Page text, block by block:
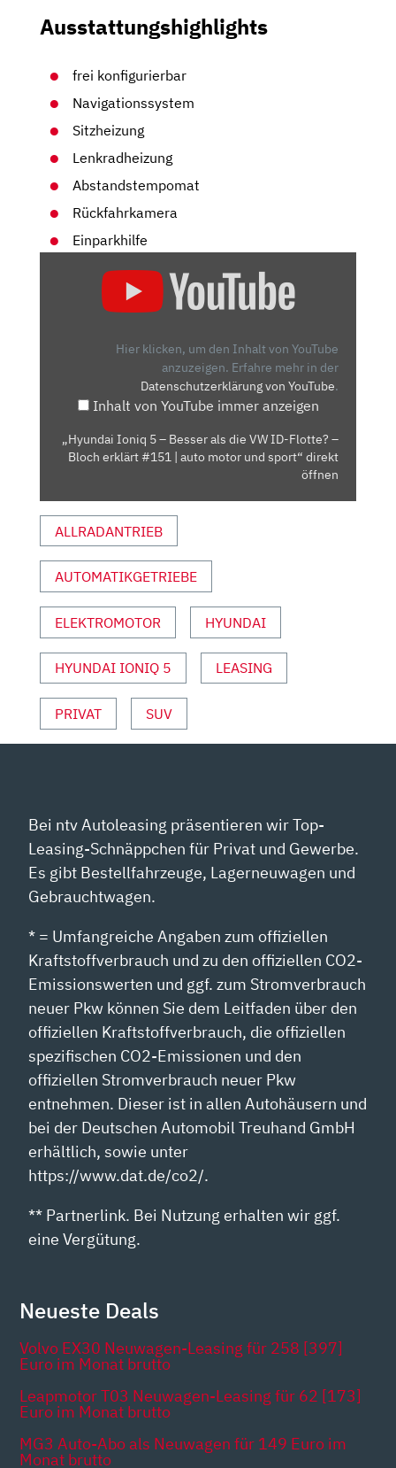
Ausstattungshighlights
frei konfigurierbar
Navigationssystem
Sitzheizung
Lenkradheizung
Abstandstempomat
Rückfahrkamera
Einparkhilfe
FLOTTE?
ERKLÄRT
#151
|
AUTO
UND
SPORT“
VON
YOUTUBE
ANZEIGEN
Hier klicken, um den Inhalt von YouTube
anzuzeigen. Erfahre mehr in der
Datenschutzerklärung von YouTube.
Inhalt von YouTube immer anzeigen
„Hyundai Ioniq 5 – Besser als die VW ID-Flotte? –
Bloch erklärt #151 | auto motor und sport“ direkt
öffnen
ALLRADANTRIEB
AUTOMATIKGETRIEBE
ELEKTROMOTOR HYUNDAI
HYUNDAI IONIQ 5 LEASING
PRIVAT SUV
Bei ntv Autoleasing präsentieren wir Top-
Leasing-Schnäppchen für Privat und Gewerbe.
Es gibt Bestellfahrzeuge, Lagerneuwagen und
Gebrauchtwagen.
* = Umfangreiche Angaben zum offiziellen
Kraftstoffverbrauch und zu den offiziellen CO2-
Emissionswerten und ggf. zum Stromverbrauch
neuer Pkw können Sie dem Leitfaden über den
offiziellen Kraftstoffverbrauch, die offiziellen
spezifischen CO2-Emissionen und den
offiziellen Stromverbrauch neuer Pkw
entnehmen. Dieser ist in allen Autohäusern und
bei der Deutschen Automobil Treuhand GmbH
erhältlich, sowie unter
https://www.dat.de/co2/.
** Partnerlink. Bei Nutzung erhalten wir ggf.
eine Vergütung.
Neueste Deals
Volvo EX30 Neuwagen-Leasing für 258 [397]
Euro im Monat brutto
Leapmotor T03 Neuwagen-Leasing für 62 [173]
Euro im Monat brutto
MG3 Auto-Abo als Neuwagen für 149 Euro im
Monat brutto